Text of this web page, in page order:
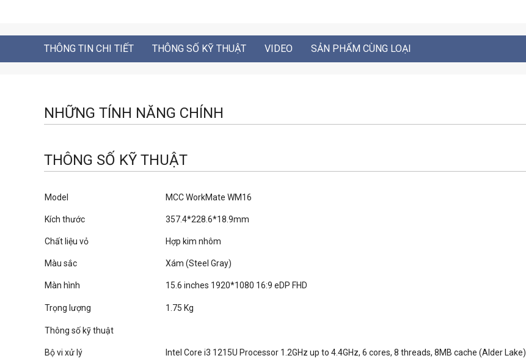
THÔNG TIN CHI TIẾT THÔNG SỐ KỸ THUẬT VIDEO SẢN PHẨM CÙNG LOẠI
NHỮNG TÍNH NĂNG CHÍNH
THÔNG SỐ KỸ THUẬT
Model MCC WorkMate WM16
Kích thước 357.4*228.6*18.9mm
Chất liệu vỏ Hợp kim nhôm
Màu sắc Xám (Steel Gray)
Màn hình 15.6 inches 1920*1080 16:9 eDP FHD
Trọng lượng 1.75 Kg
Thông số kỹ thuật
Bộ vi xử lý Intel Core i3 1215U Processor 1.2GHz up to 4.4GHz, 6 cores, 8 threads, 8MB cache (Alder Lake)